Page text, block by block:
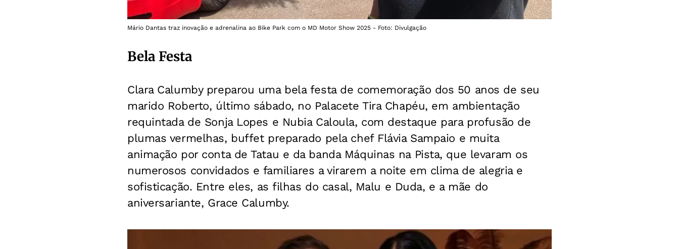
Mário Dantas traz inovação e adrenalina ao Bike Park com o MD Motor Show 2025 - Foto: Divulgação
Bela Festa
Clara Calumby preparou uma bela festa de comemoração dos 50 anos de seu
marido Roberto, último sábado, no Palacete Tira Chapéu, em ambientação
requintada de Sonja Lopes e Nubia Caloula, com destaque para profusão de
plumas vermelhas, buffet preparado pela chef Flávia Sampaio e muita
animação por conta de Tatau e da banda Máquinas na Pista, que levaram os
numerosos convidados e familiares a virarem a noite em clima de alegria e
sofisticação. Entre eles, as filhas do casal, Malu e Duda, e a mãe do
aniversariante, Grace Calumby.